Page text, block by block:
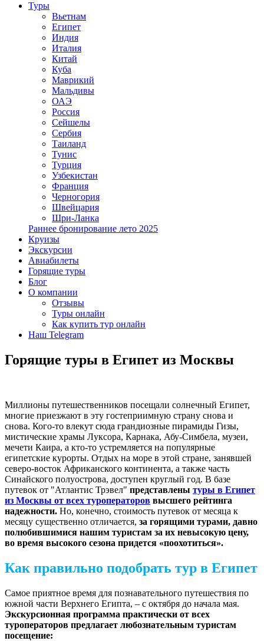
Туры
Вьетнам
Египет
Индия
Италия
Китай
Куба
Маврикий
Мальдивы
ОАЭ
Россия
Сейшелы
Сербия
Таиланд
Тунис
Турция
Узбекистан
Франция
Черногория
Швейцария
Шри-Ланка
Раннее бронирование лето 2025
Круизы
Экскурсии
Авиабилеты
Горящие туры
Блог
О компании
Отзывы
Туры онлайн
Как купить тур онлайн
Наш Telegram
Горящие туры в Египет из Москвы
Миллионы путешественников посещали солнечный Египет,
многие приезжают в эту гостеприимную страну снова и
снова. Кого-то влекут сюда грандиозные пирамиды Гизы,
мистические храмы Луксора, Карнака, Абу-Симбела, музеи,
мечети Каира, а кто-то устремляется на популярные
египетские курорты. Отдых на море в этой стране, занявшей
северо-восток Африканского континента, а также часть
Синайского полуострова, доступен круглый год. В базе
путевок от "Атлантис Трэвел" представлены туры в Египет
из Москвы от всех туроператоров высшего рейтинга
надежности. Но, конечно, стоимость путевок от месяца к
месяцу существенно отличается, за горящими турами, давно
полюбившимися нашим туристам за их невысокую цену,
во время высокого сезона придется «поохотиться».
Как правильно подобрать тур в Египет
Самое приятное время для познавательного путешествия по
южной части Верхнего Египта, – с октября до начала мая.
Экскурсионная программа практически от всех
туроператоров предлагает любознательным туристам
посещение: